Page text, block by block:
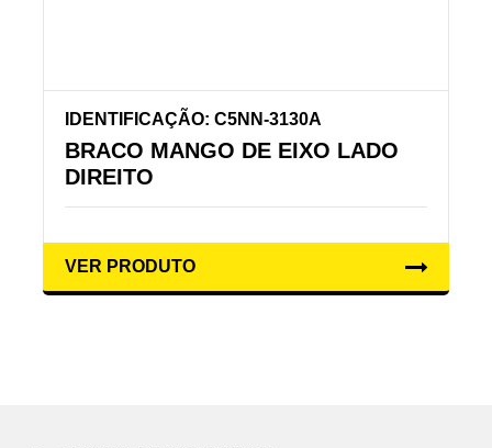
IDENTIFICAÇÃO: C5NN-3130A
BRACO MANGO DE EIXO LADO
DIREITO
VER PRODUTO